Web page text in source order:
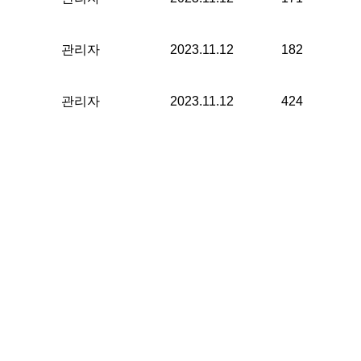
관리자 2023.11.12 182
관리자 2023.11.12 424